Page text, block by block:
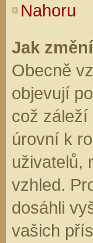
Nahoru
Jak
Obecně
objevují
což záleží
úrovní k
uživatelů,
vzhled.
dosáhli
vašich